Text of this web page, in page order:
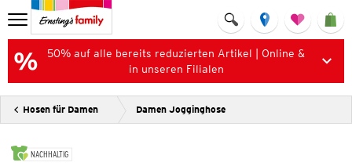
50% auf alle bereits reduzierten Artikel | Online &
in unseren Filialen
Hosen für Damen Damen Jogginghose
NACHHALTIG